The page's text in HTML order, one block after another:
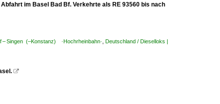
im Basel Bad Bf. Verkehrte als RE 93560 bis nach
Singen (–Konstanz) ·Hochrheinbahn· Deutschland / Dieselloks |
